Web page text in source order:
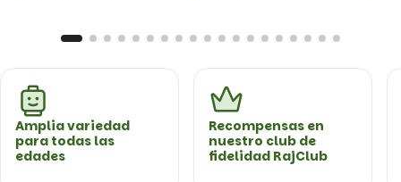
Amplia variedad
para todas las
edades
Recompensas en
nuestro club de
fidelidad RajClub